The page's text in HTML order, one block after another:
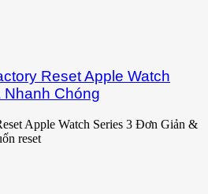
Reset Apple Watch
Chóng
Apple Watch Series 3 Đơn Giản &
reset